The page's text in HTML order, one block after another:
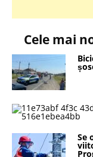
Cele mai
Se